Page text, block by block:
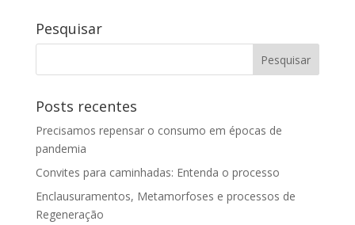
Pesquisar
Posts recentes
Precisamos repensar o consumo em épocas de
pandemia
Convites para caminhadas: Entenda o processo
Enclausuramentos, Metamorfoses e processos de
Regeneração